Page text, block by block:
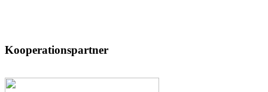
Kooperationspartner